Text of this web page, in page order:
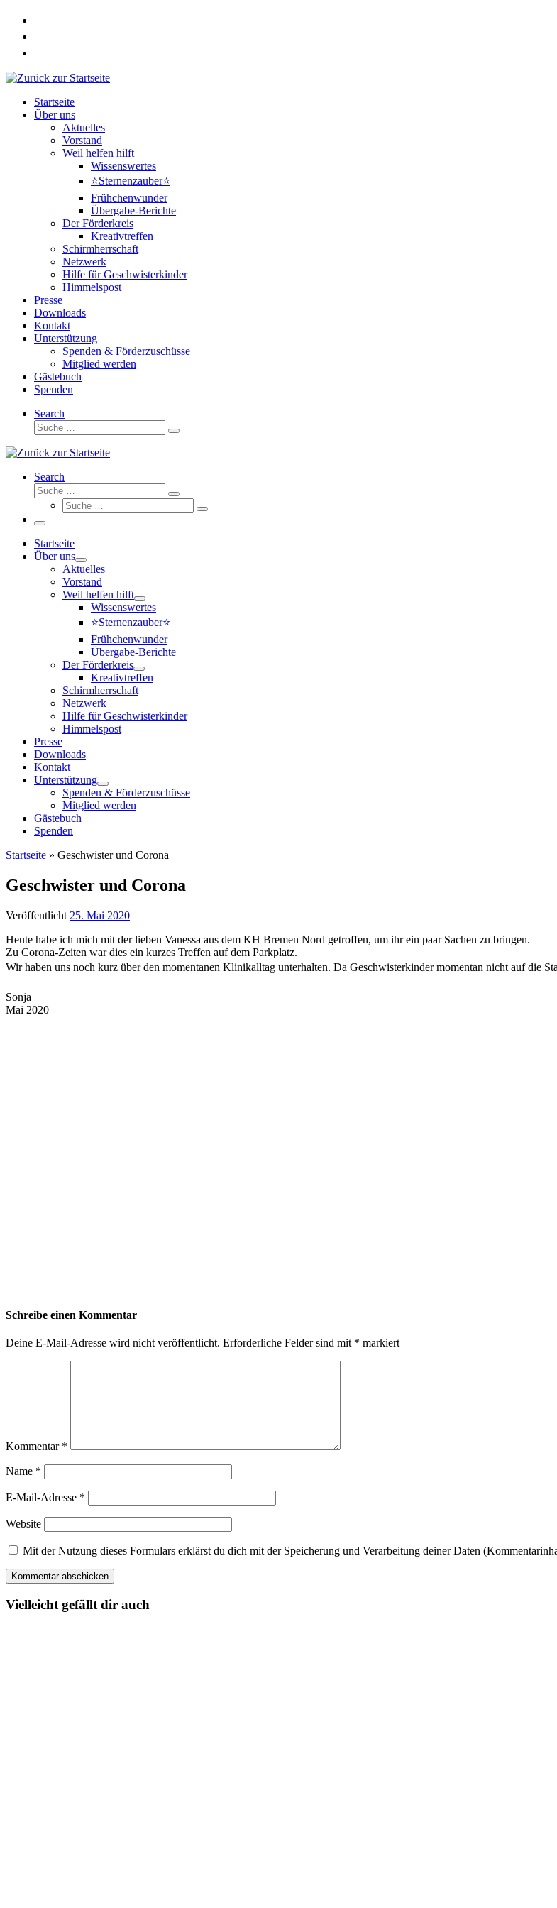
Zum
springen
Startseite
Über uns
Aktuelles
Vorstand
Weil helfen hilft
Wissenswertes
⭐Sternenzauber⭐
Frühchenwunder
Übergabe-Berichte
Der Förderkreis
Kreativtreffen
Schirmherrschaft
Netzwerk
Hilfe für Geschwisterkinder
Himmelspost
Presse
Downloads
Kontakt
Unterstützung
Spenden & Förderzuschüsse
Mitglied werden
Gästebuch
Spenden
Search
Suche
Suche
Search
Suche
Suche
Suche
Suche
Menü
Startseite
Über uns
Aktuelles
Vorstand
Weil helfen hilft
Wissenswertes
⭐Sternenzauber⭐
Frühchenwunder
Übergabe-Berichte
Der Förderkreis
Kreativtreffen
Schirmherrschaft
Netzwerk
Hilfe für Geschwisterkinder
Himmelspost
Presse
Downloads
Kontakt
Unterstützung
Spenden & Förderzuschüsse
Mitglied werden
Gästebuch
Spenden
Startseite » Geschwister und Corona
Geschwister und Corona
Veröffentlicht 25. Mai 2020
Heute habe ich mich mit der lieben Vanessa aus dem KH Bremen Nord getroffen, um ihr ein paar Sachen zu bringen.
Zu Corona-Zeiten war dies ein kurzes Treffen auf dem Parkplatz.
Wir haben uns noch kurz über den momentanen Klinikalltag unterhalten. Da Geschwisterkinder momentan nicht auf die
Sonja
Mai 2020
Schreibe einen Kommentar
Deine E-Mail-Adresse wird nicht veröffentlicht. Erforderliche Felder sind mit * markiert
Kommentar *
Name *
E-Mail-Adresse *
Website
Mit der Nutzung dieses Formulars erklärst du dich mit der Speicherung und Verarbeitung deiner Daten
Vielleicht gefällt dir auch